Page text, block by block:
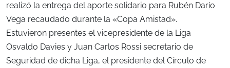
realizó la entrega del aporte solidario para Rubén Darío
Vega recaudado durante la «Copa Amistad».
Estuvieron presentes el vicepresidente de la Liga
Osvaldo Davies y Juan Carlos Rossi secretario de
Seguridad de dicha Liga, el presidente del Círculo de